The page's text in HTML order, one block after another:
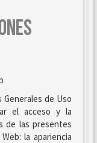
de Uso
el acceso y la
de las presentes
la apariencia